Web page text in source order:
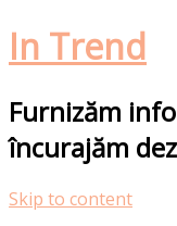
In Trend
Furnizăm
încurajăm
Skip to content